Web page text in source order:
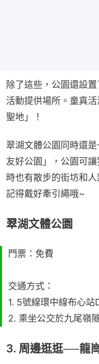
除了這些，公園還設
活動提供場所。童真
聖地」！
翠湖文體公園同時還
友好公園」，公園可
時也有散步的街坊和
記得戴好牽引繩哦~
翠湖文體公園
門票：免費
交通方式：
1. 5號線環中線布心站
2. 乘坐公交於九尾嶺
3. 周邊逛逛──龍